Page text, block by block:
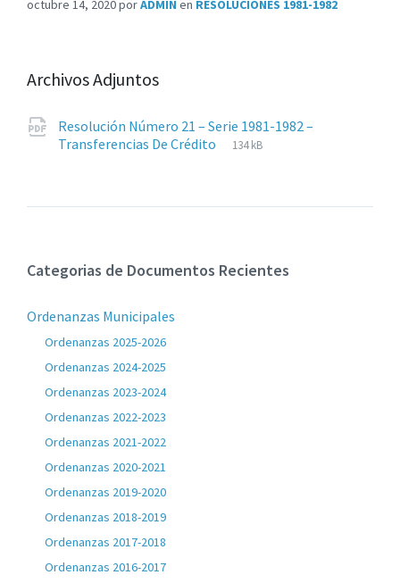
octubre 14, 2020porADMIN en RESOLUCIONES 1981-1982
Archivos Adjuntos
Resolución Número 21 – Serie 1981-1982 –
Transferencias De Crédito
Extensiones
pdf
Tamaño
134 kB
Categorias de Documentos Recientes
Ordenanzas Municipales
Ordenanzas 2025-2026
Ordenanzas 2024-2025
Ordenanzas 2023-2024
Ordenanzas 2022-2023
Ordenanzas 2021-2022
Ordenanzas 2020-2021
Ordenanzas 2019-2020
Ordenanzas 2018-2019
Ordenanzas 2017-2018
Ordenanzas 2016-2017